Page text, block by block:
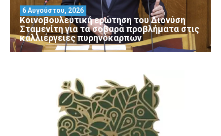
Κοινοβουλευτική ερώτηση του Διονύση
Σταμενίτη για τα σοβαρά προβλήματα στις
καλλιέργειες πυρηνόκαρπων
6 Αυγούστου, 2026